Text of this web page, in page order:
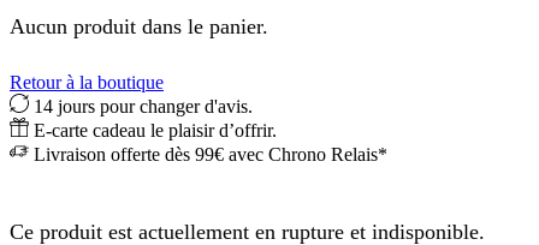
Aucun produit dans le panier.
Retour à la boutique
14 jours pour changer d'avis.
E-carte cadeau le plaisir d’offrir.
Livraison offerte dès 99€ avec Chrono Relais*
Ce produit est actuellement en rupture et indisponible.